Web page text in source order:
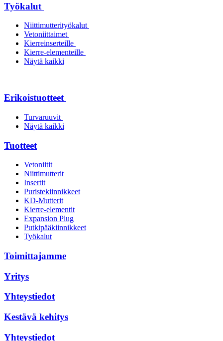
Työkalut
Niittimutterityökalut
Vetoniittaimet
Kierreinserteille
Kierre-elementeille
Näytä kaikki
Erikoistuotteet
Turvaruuvit
Näytä kaikki
Tuotteet
Vetoniitit
Niittimutterit
Insertit
Puristekiinnikkeet
KD-Mutterit
Kierre-elementit
Expansion Plug
Putkipääkiinnikkeet
Työkalut
Toimittajamme
Yritys
Yhteystiedot
Kestävä kehitys
Yhteystiedot